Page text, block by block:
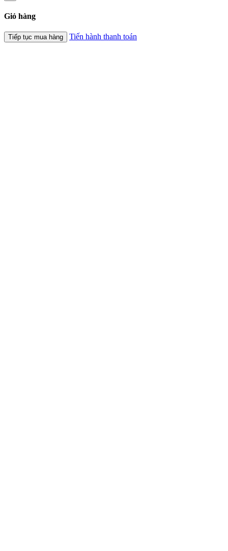
Giỏ hàng
Tiếp tục mua hàng Tiến hành thanh toán